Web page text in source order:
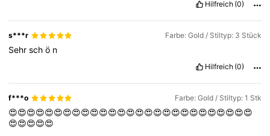
Hilfreich (0)
s***r Farbe: Gold / Stiltyp: 3 Stück
Sehrschö n
Hilfreich (0)
f***o Farbe: Gold / Stiltyp: 1 Stk
😍😍😍😍😍😍😍😍😍😍😍😍😍😍😍😍😍😍😍😍😍😍😍😍😍😍😍
😍😍😍😍😍